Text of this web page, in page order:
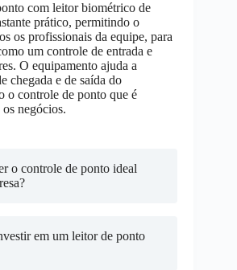
com leitor biométrico de
prático, permitindo o
os profissionais da equipe, para
um controle de entrada e
O equipamento ajuda a
chegada e de saída do
o controle de ponto que é
negócios.
o controle de ponto ideal
em um leitor de ponto